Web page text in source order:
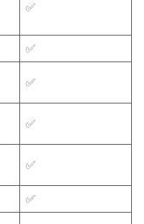
✅
✅
✅
✅
✅
✅